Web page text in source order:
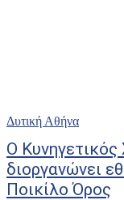
Δυτική Αθήνα
Ο
διοργανώνει
Ποικίλο Όρος